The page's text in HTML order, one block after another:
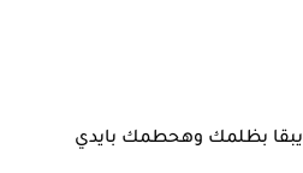
يبقا بظلمك وهحطمك بايدي